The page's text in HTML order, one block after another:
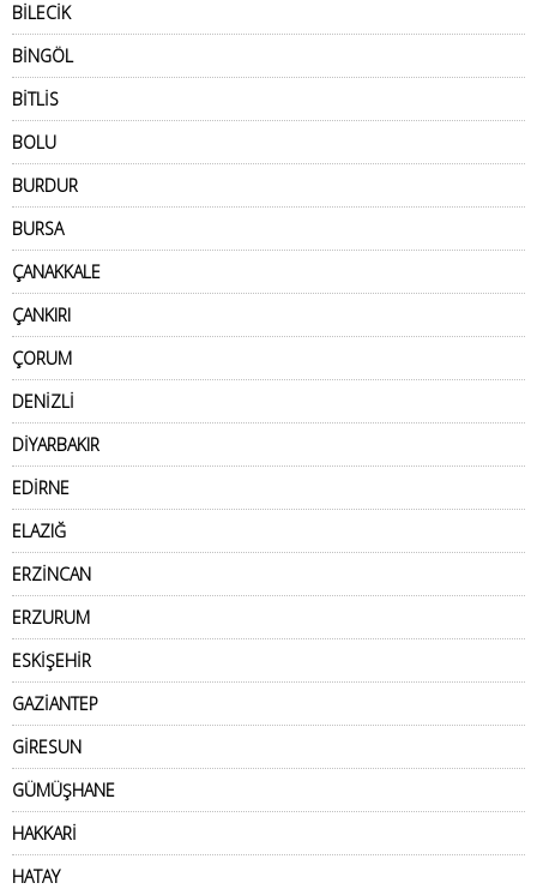
BİLECİK
BİNGÖL
BİTLİS
BOLU
BURDUR
BURSA
ÇANAKKALE
ÇANKIRI
ÇORUM
DENİZLİ
DİYARBAKIR
EDİRNE
ELAZIĞ
ERZİNCAN
ERZURUM
ESKİŞEHİR
GAZİANTEP
GİRESUN
GÜMÜŞHANE
HAKKARİ
HATAY